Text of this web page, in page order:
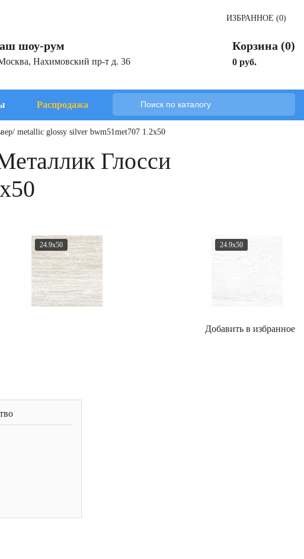
ИЗБРАННОЕ (0)
шоу-рум
Нахимовский пр-т д. 36
Корзина (0)
0 руб.
Распродажа
metallic glossy silver bwm51met707 1.2x50
Глосси
24.9x50 24.9x50
Добавить в избранное